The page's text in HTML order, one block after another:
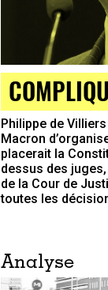
Philippe de
Macron
placerait la
dessus des
de la Cour de
toutes les
Analyse